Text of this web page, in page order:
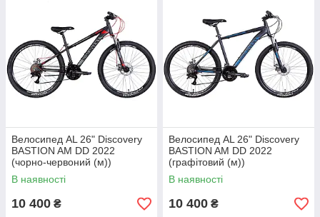
Велосипед AL 26" Discovery
BASTION AM DD 2022
(чорно-червоний (м))
В наявності
10 400 ₴
Велосипед AL 26" Discovery
BASTION AM DD 2022
(графітовий (м))
В наявності
10 400 ₴